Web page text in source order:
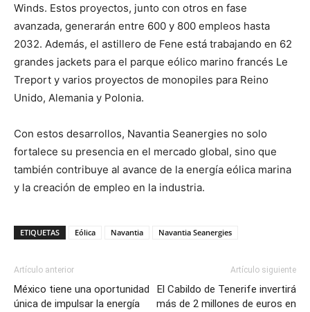
Winds. Estos proyectos, junto con otros en fase
avanzada, generarán entre 600 y 800 empleos hasta
2032. Además, el astillero de Fene está trabajando en 62
grandes jackets para el parque eólico marino francés Le
Treport y varios proyectos de monopiles para Reino
Unido, Alemania y Polonia.
Con estos desarrollos, Navantia Seanergies no solo
fortalece su presencia en el mercado global, sino que
también contribuye al avance de la energía eólica marina
y la creación de empleo en la industria.
ETIQUETAS Eólica Navantia Navantia Seanergies
Artículo anterior
México tiene una oportunidad
única de impulsar la energía
Artículo siguiente
El Cabildo de Tenerife invertirá
más de 2 millones de euros en